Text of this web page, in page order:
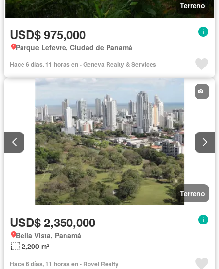
Terreno
USD$ 975,000
Parque Lefevre, Ciudad de Panamá
Hace 6 días, 11 horas en - Geneva Realty & Services
Terreno
USD$ 2,350,000
Bella Vista, Panamá
2,200 m²
Hace 6 días, 11 horas en - Rovel Realty